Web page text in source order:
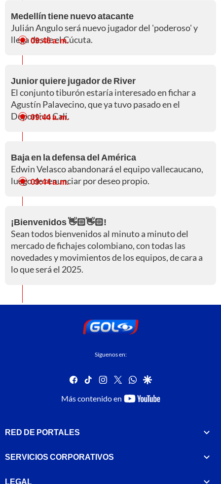
Medellín tiene nuevo atacante
Julián Angulo será nuevo jugador del 'poderoso' y
llega desde el Cúcuta.
09:46 a. m.
Junior quiere jugador de River
El conjunto tiburón estaría interesado en fichar a
Agustín Palavecino, que ya tuvo pasado en el
Deportivo Cali.
09:44 a. m.
Baja en la defensa del América
Edwin Velasco abandonará el equipo vallecaucano,
luego de renunciar por deseo propio.
09:44 a. m.
¡Bienvenidos 👋🏻👋🏻!
Sean todos bienvenidos al minuto a minuto del
mercado de fichajes colombiano, con todas las
novedades y movimientos de los equipos, de cara a
lo que será el 2025.
Síguenos en:
facebook
tiktok instagram
twitterwhatsapp
google
Más contenido en
youtube-
RED DE PORTALES
SERVICIOS CORPORATIVOS
LEGAL